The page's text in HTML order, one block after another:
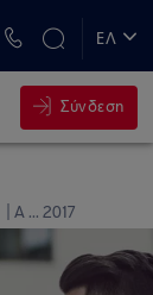
ΕΛ
Σύνδεση
A ... 2017